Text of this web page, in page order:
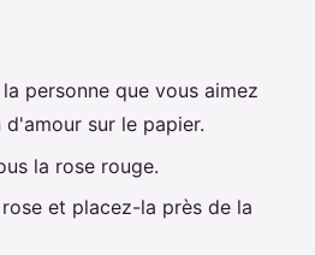
personne que vous aimez
sur le papier.
la rose rouge.
et placez-la près de la